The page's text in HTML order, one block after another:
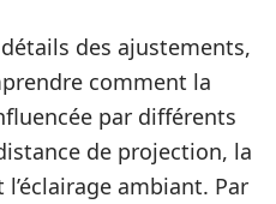
des ajustements,
comment la
par différents
de projection, la
ambiant. Par